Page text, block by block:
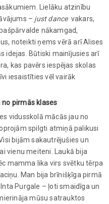
Lielāku atzinību
– just dancevakars,
nākamgad,
noteikti ņems vērā arī Alises
idejas. Būtiski mainījusies arī
kas pavērs iespējas skolas
iesaistīties vēl vairāk
pirmās klases
vidusskolā mācās jau no
spilgti atmiņā palikusi
bijām sakautrējušies un
vienu meiteni. Laukā bija
mamma lika virs svētku tērpa
Man bija brīnišķīga pirmā
Purgale – ļoti smaidīga un
mūsu satrauktos